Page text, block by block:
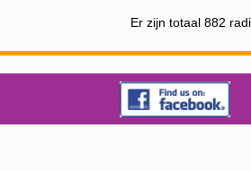
Er zijn totaal 882